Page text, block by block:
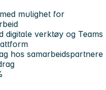
mulighet for
digitale verktøy og Teams
hos samarbeidspartnere